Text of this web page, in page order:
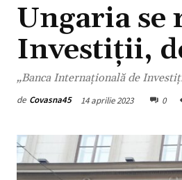
Ungaria se
Investiții,
„Banca Internațională de
de Covasna45 14 aprilie 2023 0